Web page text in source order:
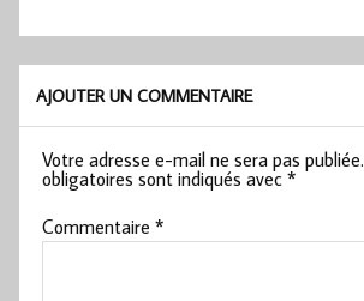
AJOUTER UN COMMENTAIRE
Votre adresse e-mail ne sera pas publiée.
obligatoires sont indiqués avec*
Commentaire*